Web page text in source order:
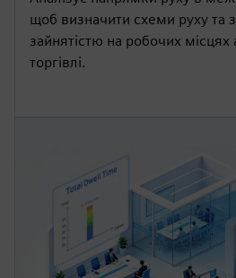
щоб визначити схеми руху та
зайнятістю на робочих місцях
торгівлі.